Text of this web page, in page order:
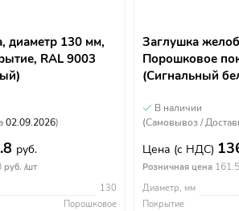
диаметр 130 мм,
RAL 9003
02.09.2026)
руб.
руб. /шт
130
Порошковое
Заглушка
Порошковое
(Сигнальный
В наличии
(Самовывоз /
Цена (с НДС)
Розничная цена
Диаметр, мм
Покрытие